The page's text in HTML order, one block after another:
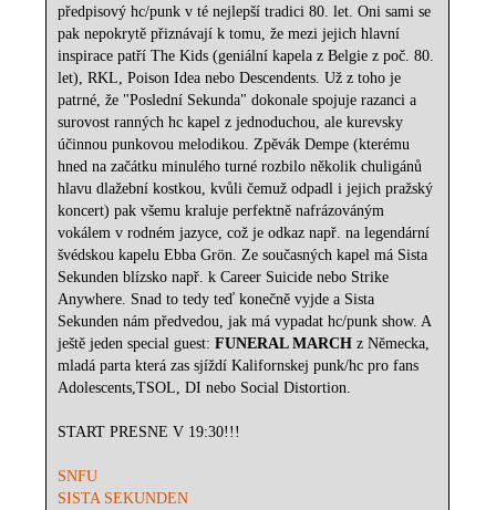
předpisový hc/punk v té nejlepší tradici 80. let. Oni sami se
pak nepokrytě přiznávají k tomu, že mezi jejich hlavní
inspirace patří The Kids (geniální kapela z Belgie z poč. 80.
let), RKL, Poison Idea nebo Descendents. Už z toho je
patrné, že "Poslední Sekunda" dokonale spojuje razanci a
surovost ranných hc kapel z jednoduchou, ale kurevsky
účinnou punkovou melodikou. Zpěvák Dempe (kterému
hned na začátku minulého turné rozbilo několik chuligánů
hlavu dlažební kostkou, kvůli čemuž odpadl i jejich pražský
koncert) pak všemu kraluje perfektně nafrázováným
vokálem v rodném jazyce, což je odkaz např. na legendární
švédskou kapelu Ebba Grön. Ze současných kapel má Sista
Sekunden blízsko např. k Career Suicide nebo Strike
Anywhere. Snad to tedy teď konečně vyjde a Sista
Sekunden nám předvedou, jak má vypadat hc/punk show. A
ještě jeden special guest:FUNERAL MARCHz Německa,
mladá parta která zas sjíždí Kalifornskej punk/hc pro fans
Adolescents,TSOL, DI nebo Social Distortion.
START PRESNE V 19:30!!!
SNFU
SISTA SEKUNDEN